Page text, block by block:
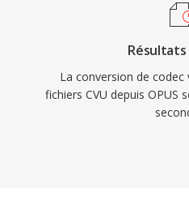
La conversion de
fichiers CVU depuis OPUS